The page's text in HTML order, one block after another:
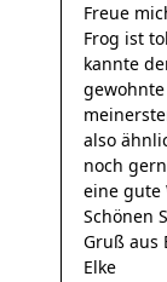
Freue
Frog ist
kannte
also
noch
eine gute
Schönen
Gruß aus
Elke